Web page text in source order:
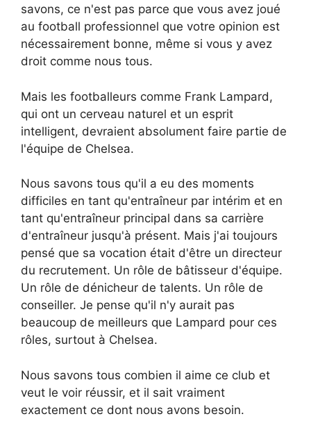
savons, ce n'est pas parce que vous avez joué
au football professionnel que votre opinion est
nécessairement bonne, même si vous y avez
droit comme nous tous.
Mais les footballeurs comme Frank Lampard,
qui ont un cerveau naturel et un esprit
intelligent, devraient absolument faire partie de
l'équipe de Chelsea.
Nous savons tous qu'il a eu des moments
difficiles en tant qu'entraîneur par intérim et en
tant qu'entraîneur principal dans sa carrière
d'entraîneur jusqu'à présent. Mais j'ai toujours
pensé que sa vocation était d'être un directeur
du recrutement. Un rôle de bâtisseur d'équipe.
Un rôle de dénicheur de talents. Un rôle de
conseiller. Je pense qu'il n'y aurait pas
beaucoup de meilleurs que Lampard pour ces
rôles, surtout à Chelsea.
Nous savons tous combien il aime ce club et
veut le voir réussir, et il sait vraiment
exactement ce dont nous avons besoin.